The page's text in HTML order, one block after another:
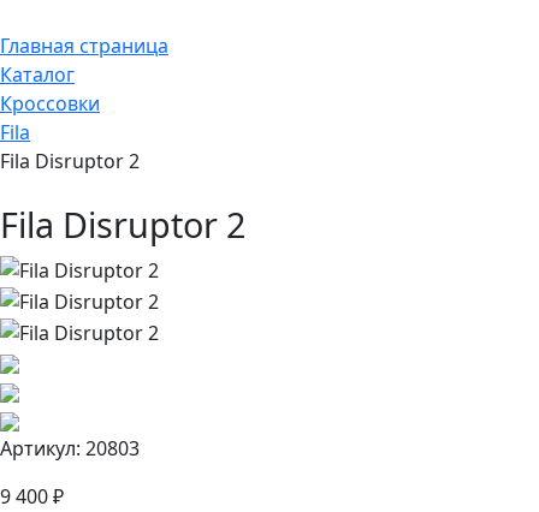
Главная страница
Каталог
Кроссовки
Fila
Fila Disruptor 2
Fila Disruptor 2
Артикул: 20803
9 400 ₽